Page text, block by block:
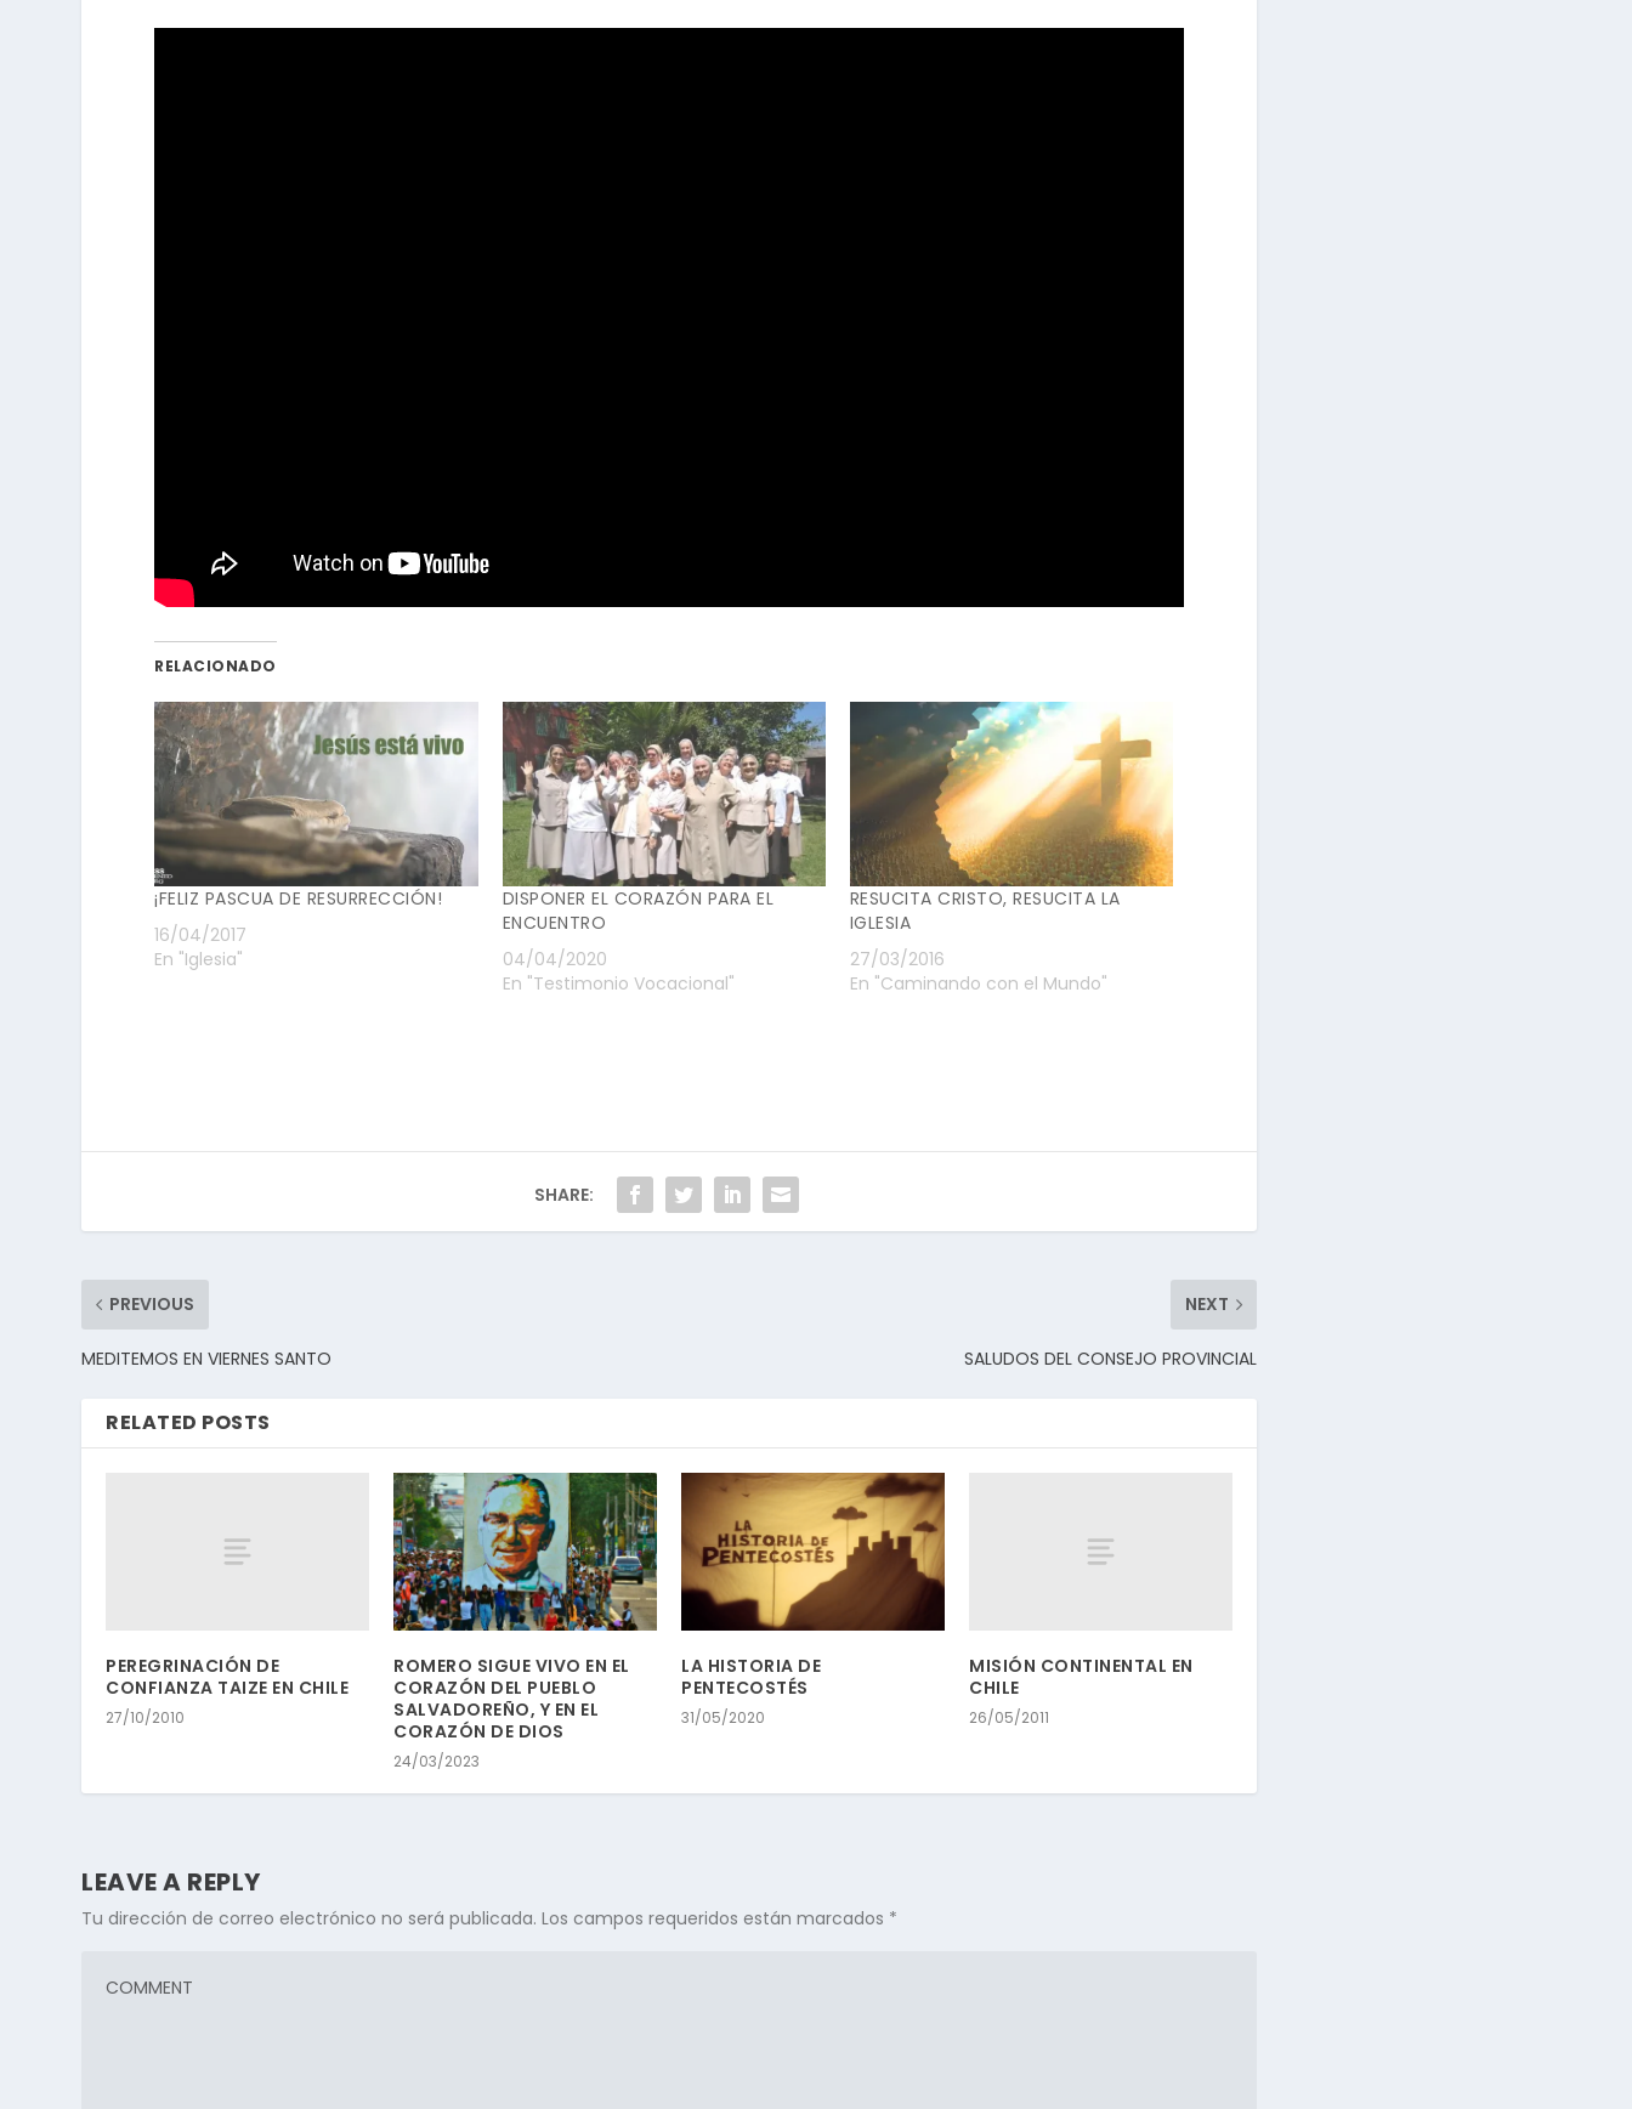
RELACIONADO
¡FELIZ PASCUA DE RESURRECCIÓN!
16/04/2017
En "Iglesia"
DISPONER EL CORAZÓN PARA EL
ENCUENTRO
04/04/2020
En "Testimonio Vocacional"
RESUCITA CRISTO, RESUCITA LA
IGLESIA
27/03/2016
En "Caminando con el Mundo"
SHARE:
PREVIOUS
MEDITEMOS EN VIERNES SANTO
NEXT
SALUDOS DEL CONSEJO PROVINCIAL
RELATED POSTS
PEREGRINACIÓN DE
CONFIANZA TAIZE EN CHILE
27/10/2010
ROMERO SIGUE VIVO EN EL
CORAZÓN DEL PUEBLO
SALVADOREÑO, Y EN EL
CORAZÓN DE DIOS
24/03/2023
LA HISTORIA DE
PENTECOSTÉS
31/05/2020
MISIÓN CONTINENTAL EN
CHILE
26/05/2011
LEAVE A REPLY
Tu dirección de correo electrónico no será publicada. Los campos requeridos están marcados *